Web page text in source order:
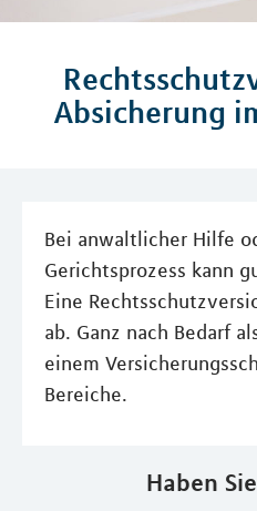
Absicherung
Bei anwaltlicher Hilfe
Gerichtsprozess kann
Eine
ab. Ganz nach Bedarf
einem
Bereiche.
Haben